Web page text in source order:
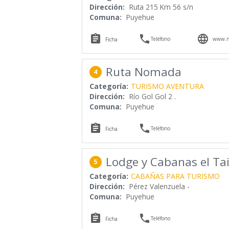
Dirección: Ruta 215 Km 56 s/n
Comuna: Puyehue
 Ficha Teléfono 
4 Ruta Nomada
Categoría: TURISMO AVENTURA
Dirección: Río Gol Gol 2 .
Comuna: Puyehue
 Ficha Teléfono
5 Lodge y Cabanas el
Categoría: CABAÑAS PARA TURISMO
Dirección: Pérez Valenzuela -
Comuna: Puyehue
 Ficha Teléfono